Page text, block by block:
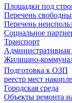
Площадки под
Перечень
Перечень
Социальное
Транспорт
Административная
Жилищно-
Подготовка к ОЗП
реестр мест
Городская среда
Объекты ремонта